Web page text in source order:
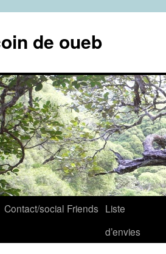
de oueb
Contact/social Friends Liste
d’envies